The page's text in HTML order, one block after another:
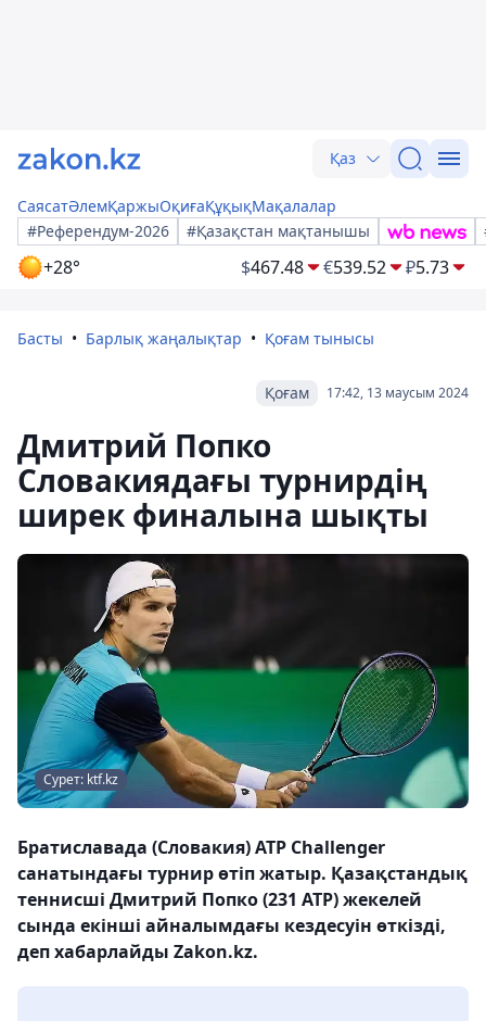
Қаз
СаясатӘлемҚаржыОқиғаҚұқықМақалалар
#Референдум-2026
#Қазақстан мақтанышы
+28° $467.48 €539.52 ₽5.73
Басты Барлық жаңалықтар Қоғам тынысы
17:42, 13 маусым 2024
Қоғам
Дмитрий Попко
Словакиядағы турнирдің
ширек финалына шықты
Сурет: ktf.kz
Братиславада (Словакия) ATP Challenger
санатындағы турнир өтіп жатыр. Қазақстандық
теннисші Дмитрий Попко (231 ATP) жекелей
сында екінші айналымдағы кездесуін өткізді,
деп хабарлайды Zakon.kz.